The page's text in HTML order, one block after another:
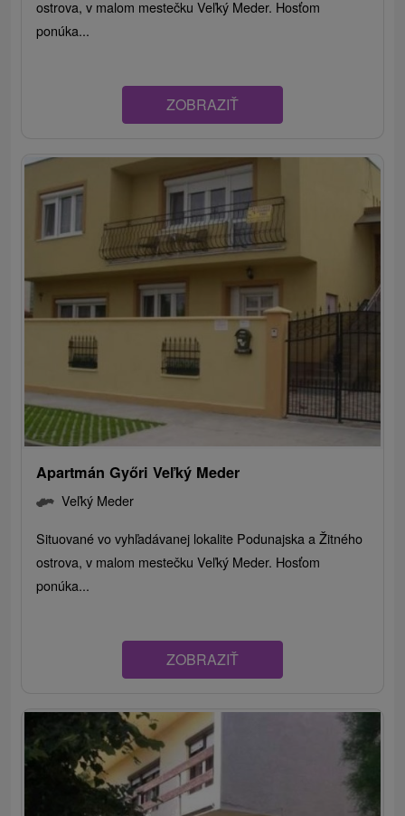
ostrova, v malom mestečku Veľký Meder. Hosťom
ponúka...
ZOBRAZIŤ
Apartmán Győri Veľký Meder
Veľký Meder
Situované vo vyhľadávanej lokalite Podunajska a Žitného
ostrova, v malom mestečku Veľký Meder. Hosťom
ponúka...
ZOBRAZIŤ